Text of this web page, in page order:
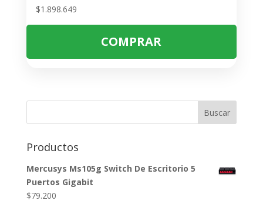
$1.898.649
COMPRAR
Buscar
Productos
Mercusys Ms105g Switch De Escritorio 5
Puertos Gigabit
$79.200